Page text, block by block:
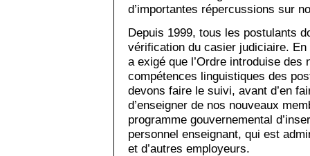
d’importantes répercussions sur
Depuis 1999, tous les postulants
vérification du casier judiciaire.
a exigé que l’Ordre introduise
compétences linguistiques des
devons faire le suivi, avant d’en
d’enseigner de nos nouveaux
programme gouvernemental
personnel enseignant, qui est
et d’autres employeurs.